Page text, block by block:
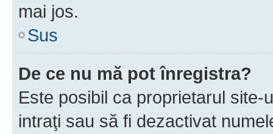
mai jos.
Sus
De ce nu mă pot înregistra?
Este posibil ca proprietarul
intraţi sau să fi dezactivat